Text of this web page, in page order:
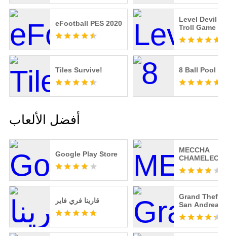
eFootball PES 2020
Level Devil -
Troll Game
Tiles Survive! 8 Ball Pool
أفضل الألعاب
Google Play Store
قارينا فري فاير
MECCHA
CHAMELEON
Grand Theft
San Andreas